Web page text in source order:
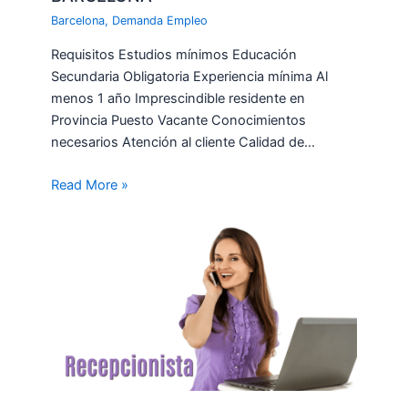
Barcelona, Demanda Empleo
Requisitos Estudios mínimos Educación
Secundaria Obligatoria Experiencia mínima Al
menos 1 año Imprescindible residente en
Provincia Puesto Vacante Conocimientos
necesarios Atención al cliente Calidad de…
Read More »